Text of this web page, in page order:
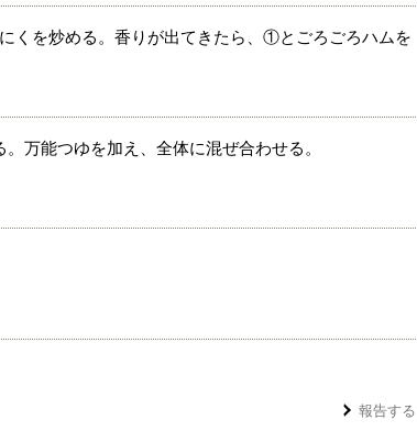
くを炒める。香りが出てきたら、①とごろごろハムを
万能つゆを加え、全体に混ぜ合わせる。
報告する